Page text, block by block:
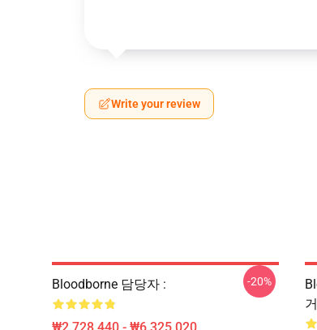
Write your review
Bloodborne 담당자 : -20%